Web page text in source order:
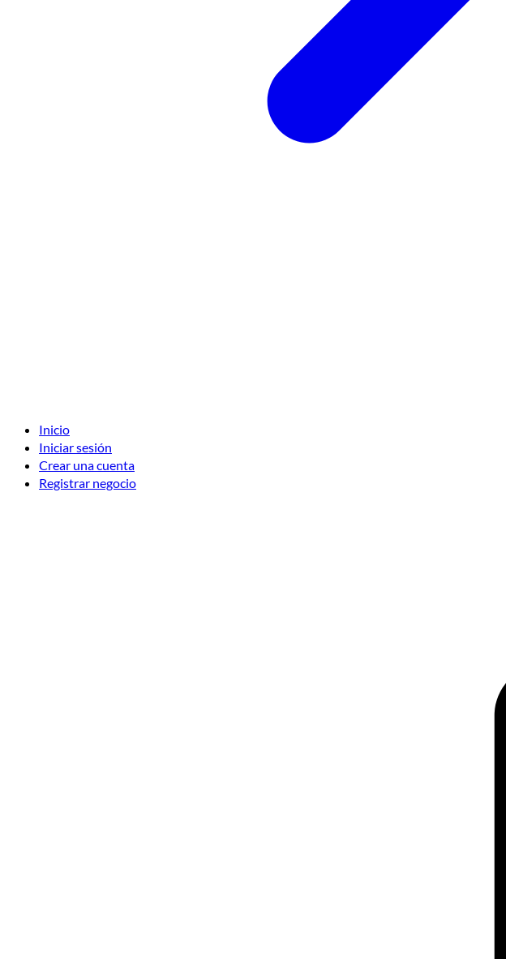
Inicio
Iniciar sesión
Crear una cuenta
Registrar negocio